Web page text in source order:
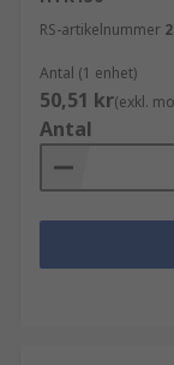
RS-artikelnummer
Antal (1 enhet)
50,51 kr(exkl.
Antal